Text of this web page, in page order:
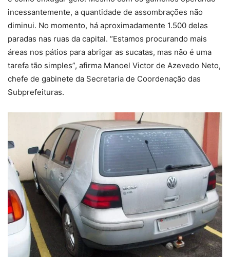
incessantemente, a quantidade de assombrações não
diminui. No momento, há aproximadamente 1.500 delas
paradas nas ruas da capital. “Estamos procurando mais
áreas nos pátios para abrigar as sucatas, mas não é uma
tarefa tão simples”, afirma Manoel Victor de Azevedo Neto,
chefe de gabinete da Secretaria de Coordenação das
Subprefeituras.